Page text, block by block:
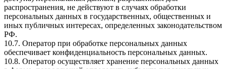
распространения, не действуют в случаях обработки
персональных данных в государственных, общественных и
иных публичных интересах, определенных законодательством
РФ.
10.7. Оператор при обработке персональных данных
обеспечивает конфиденциальность персональных данных.
10.8. Оператор осуществляет хранение персональных данных